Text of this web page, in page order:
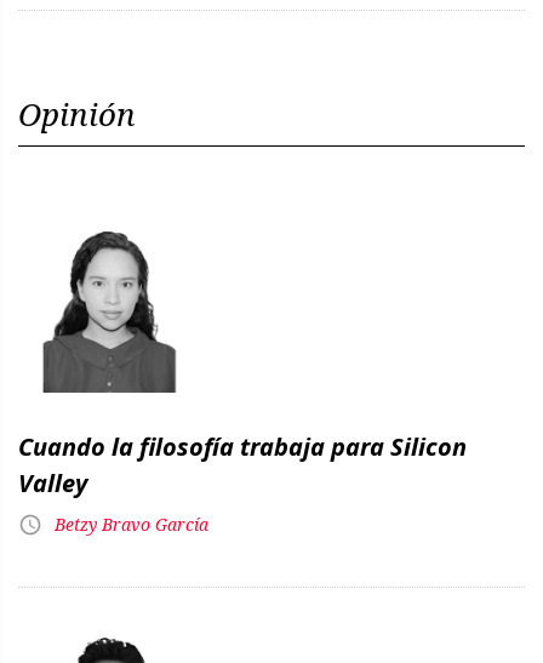
Opinión
Cuando la filosofía trabaja para Silicon
Valley
Betzy Bravo García